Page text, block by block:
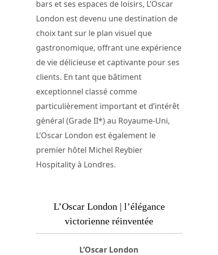
bars et ses espaces de loisirs, L’Oscar
London est devenu une destination de
choix tant sur le plan visuel que
gastronomique, offrant une expérience
de vie délicieuse et captivante pour ses
clients. En tant que bâtiment
exceptionnel classé comme
particulièrement important et d’intérêt
général (Grade II*) au Royaume-Uni,
L’Oscar London est également le
premier hôtel Michel Reybier
Hospitality à Londres.
L’Oscar London | l’élégance
victorienne réinventée
L’Oscar London